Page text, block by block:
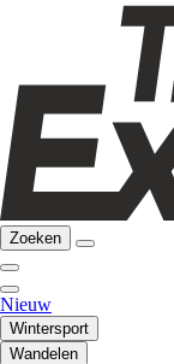
Zoeken
Nieuw
Wintersport
Wandelen